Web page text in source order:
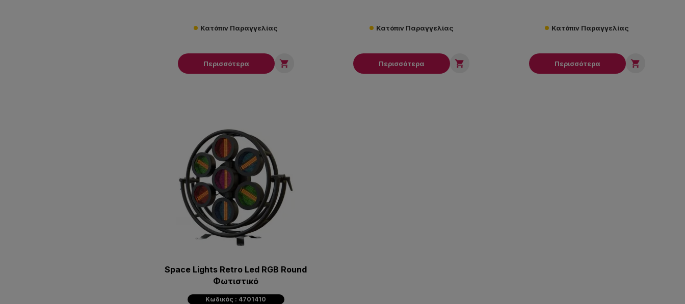
Κατόπιν Παραγγελίας
Περισσότερα 
Κατόπιν Παραγγελίας
Περισσότερα 
Κατόπιν Παραγγελίας
Περισσότερα 
Space Lights Retro Led RGB Round
Φωτιστικό
Κωδικός : 4701410